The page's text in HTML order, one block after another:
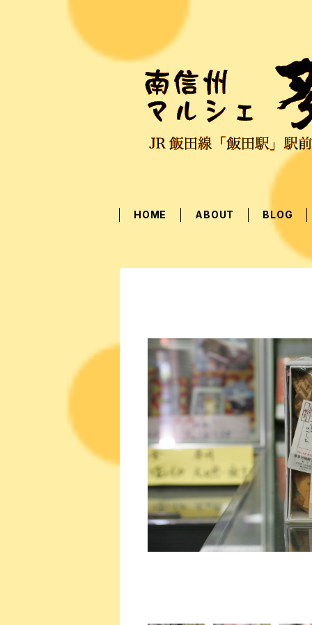
HOME ABOUT BLOG